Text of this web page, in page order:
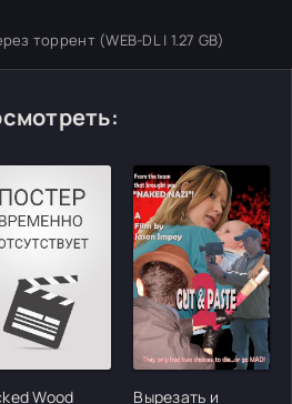
торрент (WEB-DL | 1.27 GB)
Wood Вырезать и